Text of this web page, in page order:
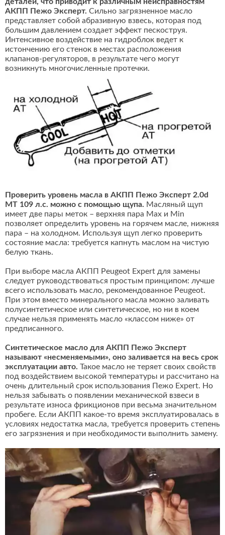
АКПП Пежо Эксперт. Сильно загрязненное масло
представляет собой абразивную взвесь, которая под
большим давлением создает эффект пескоструя.
Интенсивное воздействие на гидроблок ведет к
истончению его стенок в местах расположения
клапанов-регуляторов, в результате чего могут
возникнуть многочисленные протечки.
Проверить уровень масла в АКПП Пежо Эксперт 2.0d
MT 109 л.с. можно с помощью щупа. Масляный щуп
имеет две пары меток – верхняя пара Max и Min
позволяет определить уровень на горячем масле, нижняя
пара – на холодном. Используя щуп легко проверить
состояние масла: требуется капнуть маслом на чистую
белую ткань.
При выборе масла АКПП Peugeot Expert для замены
следует руководствоваться простым принципом: лучше
всего использовать масло, рекомендованное Peugeot.
При этом вместо минерального масла можно заливать
полусинтетическое или синтетическое, но ни в коем
случае нельзя применять масло «классом ниже» от
предписанного.
Синтетическое масло для АКПП Пежо Эксперт
называют «несменяемыми», оно заливается на весь срок
эксплуатации авто. Такое масло не теряет своих свойств
под воздействием высокой температуры и рассчитано на
очень длительный срок использования Пежо Expert. Но
нельзя забывать о появлении механической взвеси в
результате износа фрикционов при весьма значительном
пробеге. Если АКПП какое-то время эксплуатировалась в
условиях недостатка масла, требуется проверить степень
его загрязнения и при необходимости выполнить замену.